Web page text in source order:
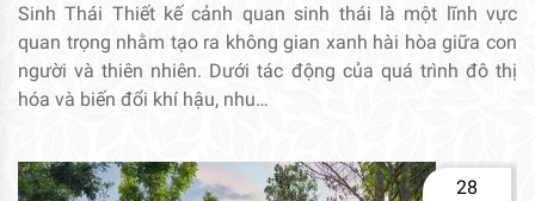
Sinh Thái Thiết kế cảnh quan sinh thái là một lĩnh vực
quan trọng nhằm tạo ra không gian xanh hài hòa giữa con
người và thiên nhiên. Dưới tác động của quá trình đô thị
hóa và biến đổi khí hậu, nhu…
28